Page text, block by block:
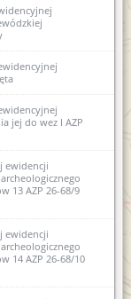
jej do wez I AZP
ewidencji
13 AZP 26-68/9
ewidencji
14 AZP 26-68/10